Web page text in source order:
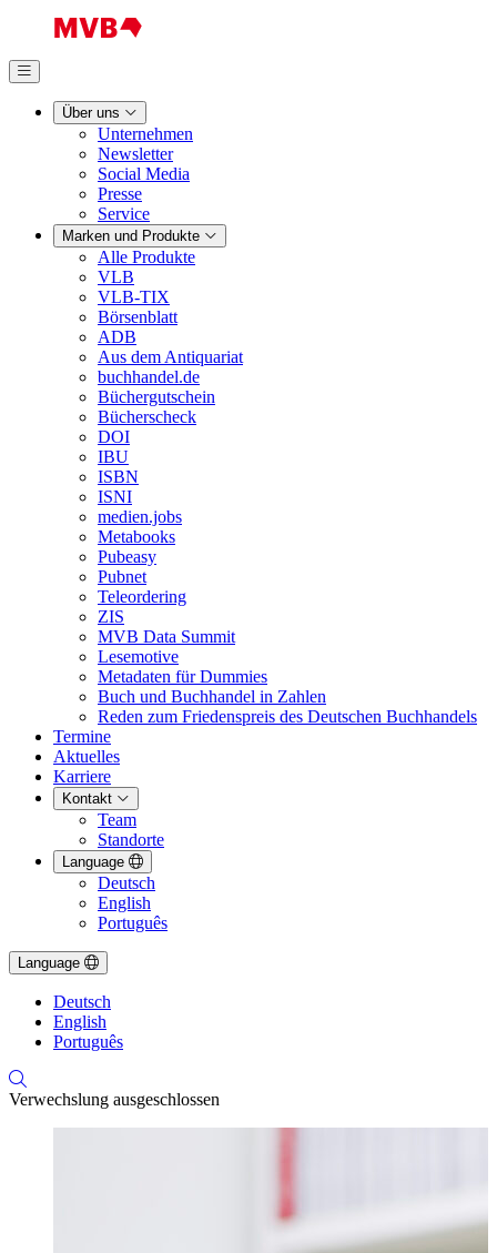
Über uns
Unternehmen
Newsletter
Social Media
Presse
Service
Marken und Produkte
Alle Produkte
VLB
VLB-TIX
Börsenblatt
ADB
Aus dem Antiquariat
buchhandel.de
Büchergutschein
Bücherscheck
DOI
IBU
ISBN
ISNI
medien.jobs
Metabooks
Pubeasy
Pubnet
Teleordering
ZIS
MVB Data Summit
Lesemotive
Metadaten für Dummies
Buch und Buchhandel in Zahlen
Reden zum Friedenspreis des Deutschen Buchhandels
Termine
Aktuelles
Karriere
Kontakt
Team
Standorte
Language
Deutsch
English
Português
Language
Deutsch
English
Português
Verwechslung ausgeschlossen